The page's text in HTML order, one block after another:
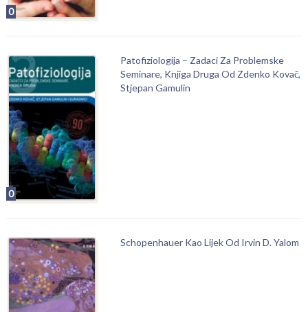
0
0
Patofiziologija – Zadaci Za Problemske
Seminare, Knjiga Druga Od Zdenko Kovač,
Stjepan Gamulin
Schopenhauer Kao Lijek Od Irvin D. Yalom